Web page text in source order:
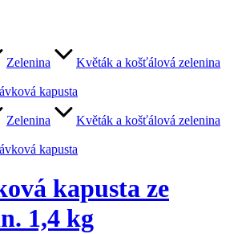
Zelenina Květák a košťálová zelenina
kapusta
Zelenina Květák a košťálová zelenina
kapusta
kapusta ze
1,4 kg